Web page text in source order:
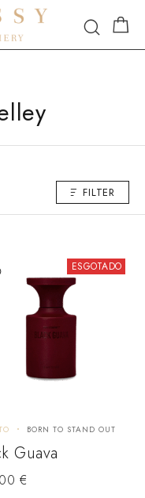
FILTER
ESGOTADO
BORN TO STAND OUT
Guava
€